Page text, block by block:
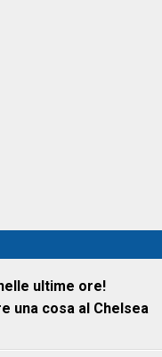
ultime ore!
una cosa al Chelsea